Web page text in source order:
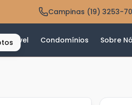
Campinas (19) 3253-
Imóvel Condomínios Sobre